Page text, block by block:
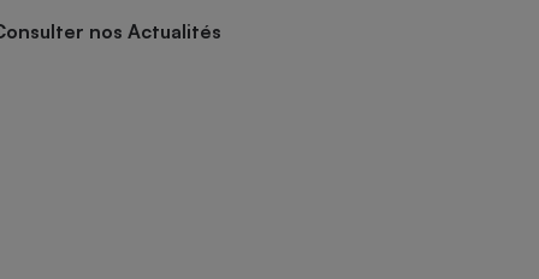
nos Actualités